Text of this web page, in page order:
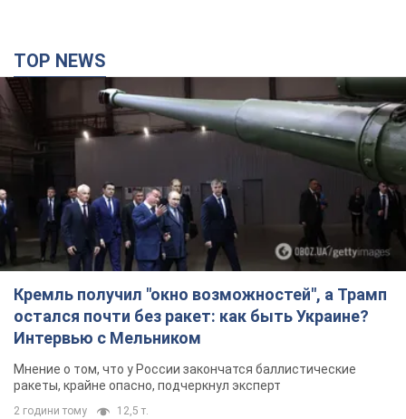
TOP NEWS
Кремль получил "окно возможностей", а Трамп
остался почти без ракет: как быть Украине?
Интервью с Мельником
Мнение о том, что у России закончатся баллистические
ракеты, крайне опасно, подчеркнул эксперт
2 години тому 12,5 т.